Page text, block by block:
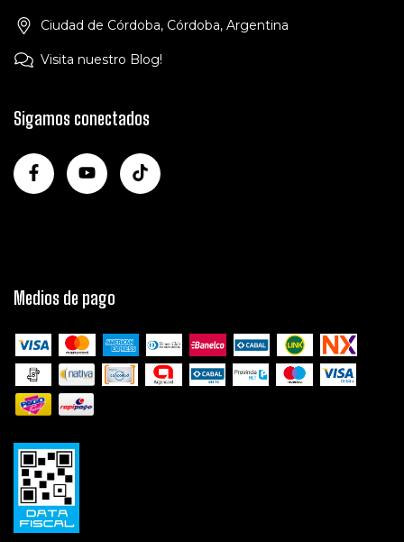
Ciudad de Córdoba, Córdoba, Argentina
Visita nuestro Blog!
Sigamos conectados
Medios de pago